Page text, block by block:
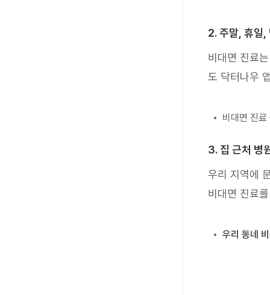
2. 주말, 휴일,
비대면 진료
도 닥터나우
비대면 진
3. 집 근처 병
우리 지역에
비대면 진료
우리 동네